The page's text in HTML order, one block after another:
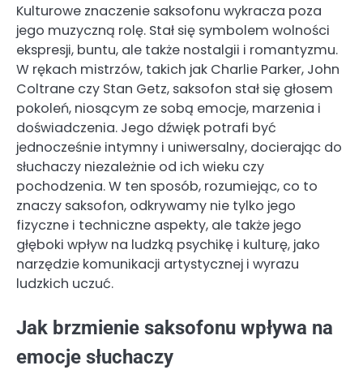
Kulturowe znaczenie saksofonu wykracza poza
jego muzyczną rolę. Stał się symbolem wolności
ekspresji, buntu, ale także nostalgii i romantyzmu.
W rękach mistrzów, takich jak Charlie Parker, John
Coltrane czy Stan Getz, saksofon stał się głosem
pokoleń, niosącym ze sobą emocje, marzenia i
doświadczenia. Jego dźwięk potrafi być
jednocześnie intymny i uniwersalny, docierając do
słuchaczy niezależnie od ich wieku czy
pochodzenia. W ten sposób, rozumiejąc, co to
znaczy saksofon, odkrywamy nie tylko jego
fizyczne i techniczne aspekty, ale także jego
głęboki wpływ na ludzką psychikę i kulturę, jako
narzędzie komunikacji artystycznej i wyrazu
ludzkich uczuć.
Jak brzmienie saksofonu wpływa na
emocje słuchaczy